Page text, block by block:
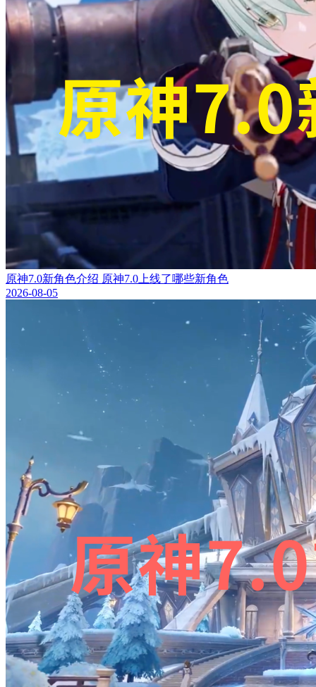
原神7.0新角色介绍 原神7.0上线了哪些新角色
2026-08-05